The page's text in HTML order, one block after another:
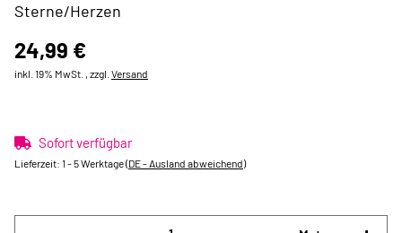
Sterne/Herzen
24,99 €
inkl. 19% MwSt. , zzgl. Versand
Sofort verfügbar
Lieferzeit: 1 - 5 Werktage(DE - Ausland abweichend)